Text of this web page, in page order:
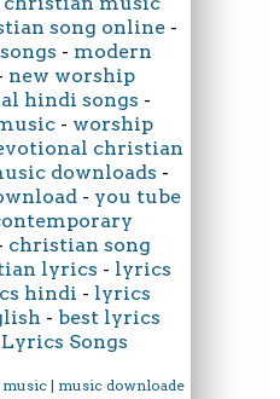
song online -
- modern
new worship
hindi songs -
- worship
christian
downloads -
- you tube
christian song
lyrics - lyrics
hindi - lyrics
- best lyrics
Songs
| music downloader